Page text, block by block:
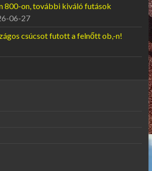
800-on, további kiváló futások
06-27
csúcsot futott a felnőtt ob,-n!